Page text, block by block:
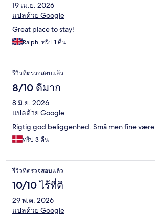
19 เม.ย. 2026
แปลด้วย Google
Great place to stay!
Ralph, ทริป 1 คืน
รีวิวที่ตรวจสอบแล้ว
8/10 ดีมาก
8 มิ.ย. 2026
แปลด้วย Google
Rigtig god beliggenhed. Små men fine
ทริป 3 คืน
รีวิวที่ตรวจสอบแล้ว
10/10 ไร้ที่ติ
29 พ.ค. 2026
แปลด้วย Google